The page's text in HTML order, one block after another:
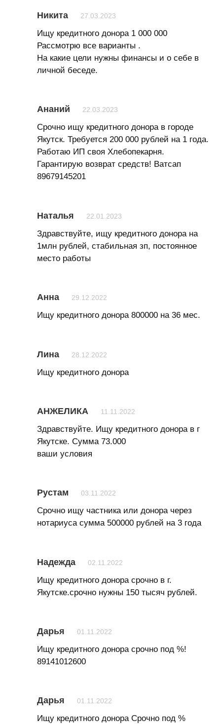
Никита 27.03.2023
Ищу кредитного донора 1 000 000
Рассмотрю все варианты .
На какие цели нужны финансы и о себе в
личной беседе.
Ананий 22.03.2023
Срочно ищу кредитного донора в городе
Якутск. Требуется 200 000 рублей на 1 года.
Работаю ИП своя Хлебопекарня.
Гарантирую возврат средств! Ватсап
89679145201
Наталья 22.01.2023
Здравствуйте, ищу кредитного донора на
1млн рублей, стабильная зп, постоянное
место работы
Анна 29.12.2022
Ищу кредитного донора 800000 на 36 мес.
Лина 28.12.2022
Ищу кредитного донора
АНЖЕЛИКА 11.11.2022
Здравствуйте. Ищу кредитного донора в г
Якутске. Сумма 73.000
ваши условия
Рустам 03.11.2022
Срочно ищу частника или донора через
нотариуса сумма 500000 рублей на 3 года
Надежда 02.11.2022
Ищу кредитного донора срочно в г.
Якутске.срочно нужны 150 тысяч рублей.
Дарья 01.11.2022
Ищу кредитного донора срочно под %!
89141012600
Дарья 01.11.2022
Ищу кредитного донора Срочно под %